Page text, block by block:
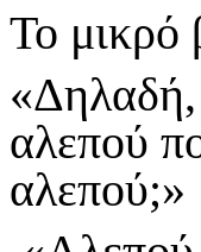
Το μικρό
αλεπού
αλεπού;»